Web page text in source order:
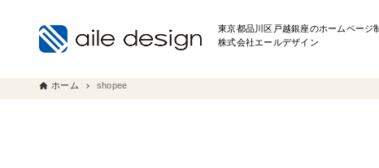
東京都品川区戸越銀座のホームページ
株式会社エールデザイン
ホーム shopee